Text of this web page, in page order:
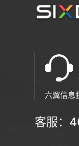
六翼信息
客服：